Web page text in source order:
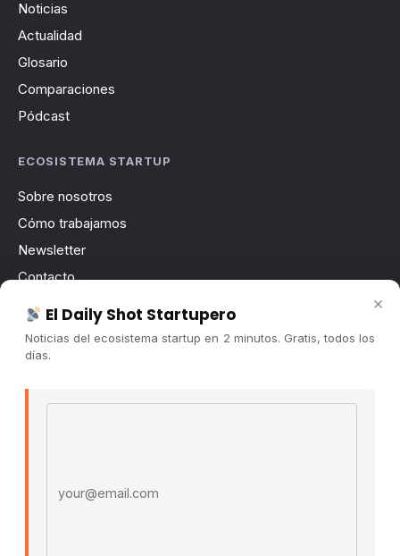
Noticias
Actualidad
Glosario
Comparaciones
Pódcast
ECOSISTEMA STARTUP
Sobre nosotros
Cómo trabajamos
Newsletter
Contacto
Publicidad
Convocatorias
×
El Daily Shot Startupero
Noticias del ecosistema startup en 2 minutos. Gratis, todos los
días.